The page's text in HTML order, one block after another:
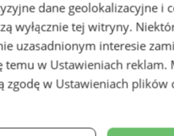
www -Zabrze
dane geolokalizacyjne i
wyłącznie tej witryny.
uzasadnionym interesie
temu w Ustawieniach reklam.
zgodę w Ustawieniach plików